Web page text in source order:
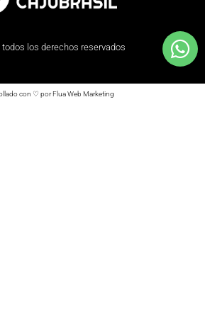
los derechos reservados
con ♡ por Flua Web Marketing